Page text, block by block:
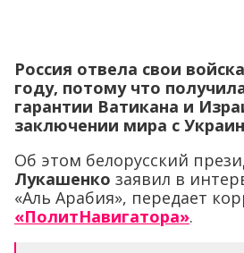
Россия отвела свои
году, потому что
гарантии Ватикана и
заключении мира с
Об этом белорусский
Лукашенко заявил в
«Аль Арабия», передает
«ПолитНавигатора».